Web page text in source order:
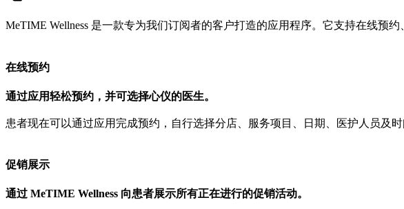
MeTIME Wellness 是一款专为我们订阅者的客户打造的应用程序。它支持在线预
在线预约
通过应用轻松预约，并可选择心仪的医生。
患者现在可以通过应用完成预约，自行选择分店、服务项目、日期、医护人员及时
促销展示
通过 MeTIME Wellness 向患者展示所有正在进行的促销活动。